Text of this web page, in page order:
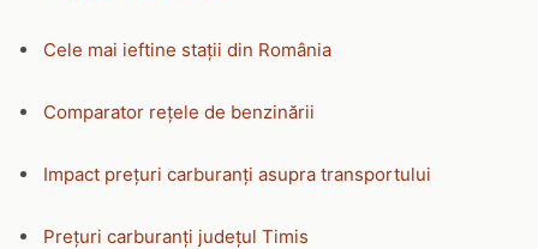
Cele mai ieftine stații din România
Comparator rețele de benzinării
Impact prețuri carburanți asupra transportului
Prețuri carburanți județul Timis